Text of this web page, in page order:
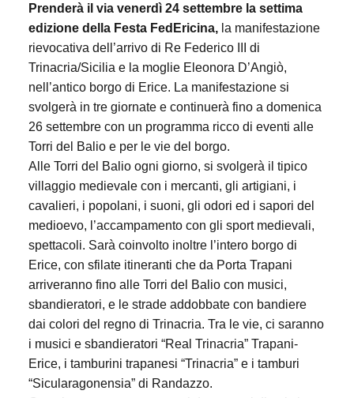
Prenderà il via venerdì 24 settembre la settima
edizione della Festa FedEricina, la manifestazione
rievocativa dell’arrivo di Re Federico III di
Trinacria/Sicilia e la moglie Eleonora D’Angiò,
nell’antico borgo di Erice. La manifestazione si
svolgerà in tre giornate e continuerà fino a domenica
26 settembre con un programma ricco di eventi alle
Torri del Balio e per le vie del borgo.
Alle Torri del Balio ogni giorno, si svolgerà il tipico
villaggio medievale con i mercanti, gli artigiani, i
cavalieri, i popolani, i suoni, gli odori ed i sapori del
medioevo, l’accampamento con gli sport medievali,
spettacoli. Sarà coinvolto inoltre l’intero borgo di
Erice, con sfilate itineranti che da Porta Trapani
arriveranno fino alle Torri del Balio con musici,
sbandieratori, e le strade addobbate con bandiere
dai colori del regno di Trinacria. Tra le vie, ci saranno
i musici e sbandieratori “Real Trinacria” Trapani-
Erice, i tamburini trapanesi “Trinacria” e i tamburi
“Sicularagonensia” di Randazzo.